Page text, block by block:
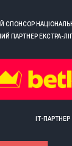
СПОНСОР
ПАРТНЕР ЕКСТРА-
ІТ-ПАРТНЕР